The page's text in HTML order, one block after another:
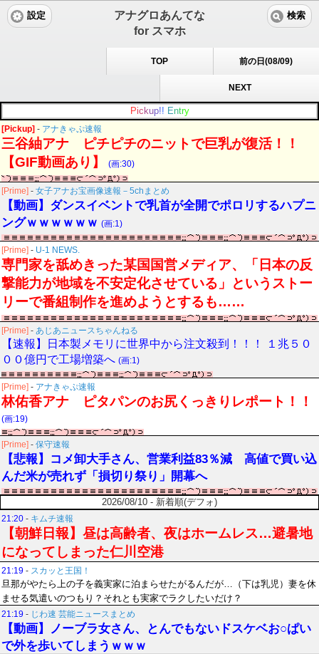
アナグロあんてな
for スマホ
設定 検索
TOP 前の日(08/09)
NEXT
Pic kup!! Entry
[Pickup] - アナきゃぷ速報
三谷紬アナ ピチピチのニットで巨乳が復活！！
【GIF動画あり】
(画:30)
[Prime] - 女子アナお宝画像速報－5chまとめ
【動画】ダンスイベントで乳首が全開でポロリするハプニ
ングｗｗｗｗｗｗ (画:1)
[Prime] - U-1 NEWS.
専門家を舐めきった某国国営メディア、「日本の反
撃能力が地域を不安定化させている」というストー
リーで番組制作を進めようとするも……
[Prime] - あじあニュースちゃんねる
【速報】日本製メモリに世界中から注文殺到！！！ １兆５０
００億円で工場増築へ (画:1)
[Prime] - アナきゃぷ速報
林佑香アナ ピタパンのお尻くっきりレポート！！
(画:19)
[Prime] - 保守速報
【悲報】コメ卸大手さん、営業利益83％減 高値で買い込
んだ米が売れず「損切り祭り」開幕へ
2026/08/10 - 新着順(デフォ)
21:20 - キムチ速報
【朝鮮日報】昼は高齢者、夜はホームレス…避暑地
になってしまった仁川空港
21:19 - スカッと王国！
旦那がやたら上の子を義実家に泊まらせたがるんだが…（下は乳児）妻を休
ませる気遣いのつもり？それとも実家でラクしたいだけ？
21:19 - じわ速 芸能ニュースまとめ
【動画】ノーブラ女さん、とんでもないドスケベお○ぱい
で外を歩いてしまうｗｗｗ